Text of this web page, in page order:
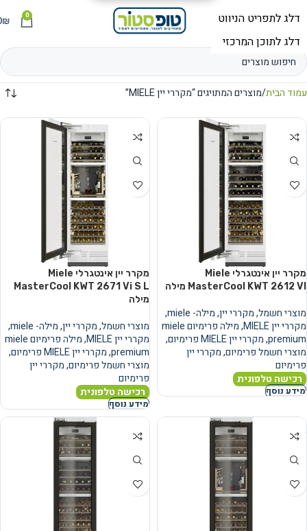
תפריט 0
₪
עמוד הבית מוצרים המתויגים “מקררי יין MIELE”
מקרר יין אינטגרלי Miele
MasterCool KWT 2612 VI מילה
מוצרי חשמל,מקררי יין,מילה- miele
,
מקררי יין MIELE
,
מילה פרימיום miele
premium
,מקררי יין MIELE פרימיום
,
מוצרי חשמל פרימיום,מקררי יין
פרימיום
רכישה טלפונית
מידע נוסף
מקרר יין אינטגרלי Miele
MasterCool KWT 2671 Vi S L
מילה
מוצרי חשמל,מקררי יין,מילה- miele
,
מקררי יין MIELE
,
מילה פרימיום miele
premium
,מקררי יין MIELE פרימיום
,
מוצרי חשמל פרימיום,מקררי יין
פרימיום
רכישה טלפונית
מידע נוסף